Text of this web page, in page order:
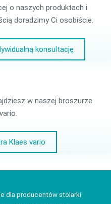
o naszych produktach i
doradzimy Ci osobiście.
konsultację
w naszej broszurze
Klaes vario
dla producentów stolarki